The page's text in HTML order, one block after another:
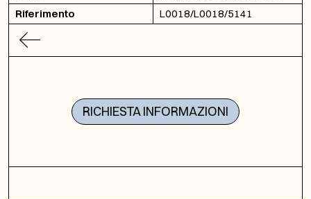
Riferimento
L0018/L0018/5141
RICHIESTA INFORMAZIONI